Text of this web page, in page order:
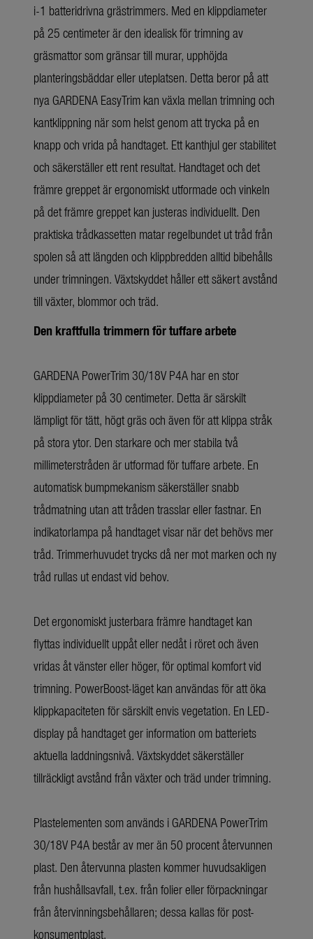
i-1 batteridrivna grästrimmers. Med en klippdiameter
på 25 centimeter är den idealisk för trimning av
gräsmattor som gränsar till murar, upphöjda
planteringsbäddar eller uteplatsen. Detta beror på att
nya GARDENA EasyTrim kan växla mellan trimning och
kantklippning när som helst genom att trycka på en
knapp och vrida på handtaget. Ett kanthjul ger stabilitet
och säkerställer ett rent resultat. Handtaget och det
främre greppet är ergonomiskt utformade och vinkeln
på det främre greppet kan justeras individuellt. Den
praktiska trådkassetten matar regelbundet ut tråd från
spolen så att längden och klippbredden alltid bibehålls
under trimningen. Växtskyddet håller ett säkert avstånd
till växter, blommor och träd.
Den kraftfulla trimmern för tuffare arbete
GARDENA PowerTrim 30/18V P4A har en stor
klippdiameter på 30 centimeter. Detta är särskilt
lämpligt för tätt, högt gräs och även för att klippa stråk
på stora ytor. Den starkare och mer stabila två
millimeterstråden är utformad för tuffare arbete. En
automatisk bumpmekanism säkerställer snabb
trådmatning utan att tråden trasslar eller fastnar. En
indikatorlampa på handtaget visar när det behövs mer
tråd. Trimmerhuvudet trycks då ner mot marken och ny
tråd rullas ut endast vid behov.
Det ergonomiskt justerbara främre handtaget kan
flyttas individuellt uppåt eller nedåt i röret och även
vridas åt vänster eller höger, för optimal komfort vid
trimning. PowerBoost-läget kan användas för att öka
klippkapaciteten för särskilt envis vegetation. En LED-
display på handtaget ger information om batteriets
aktuella laddningsnivå. Växtskyddet säkerställer
tillräckligt avstånd från växter och träd under trimning.
Plastelementen som används i GARDENA PowerTrim
30/18V P4A består av mer än 50 procent återvunnen
plast. Den återvunna plasten kommer huvudsakligen
från hushållsavfall, t.ex. från folier eller förpackningar
från återvinningsbehållaren; dessa kallas för post-
konsumentplast.